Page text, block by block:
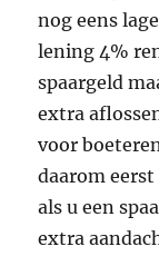
nog eens
lening 4%
spaargeld
extra
voor
daarom
als u een
extra